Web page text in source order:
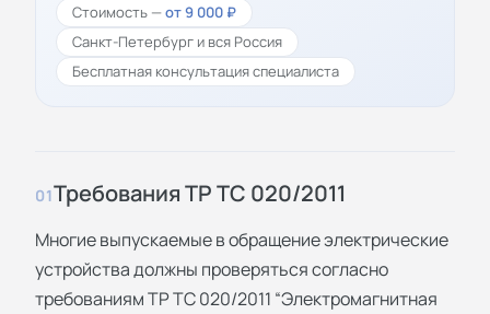
Стоимость —от 9 000 ₽
Санкт-Петербург и вся Россия
Бесплатная консультация специалиста
01Требования ТР ТС 020/2011
Многие выпускаемые в обращение электрические
устройства должны проверяться согласно
требованиям ТР ТС 020/2011 “Электромагнитная